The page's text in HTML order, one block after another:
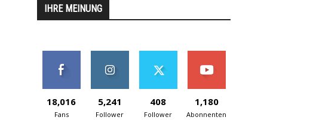
IHRE MEINUNG
18,016
Fans
5,241
Follower
408
Follower
1,180
Abonnenten